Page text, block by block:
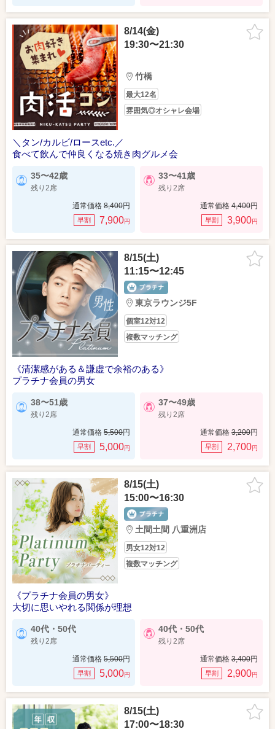
8/14(金)
19:30〜21:30
竹橋
最大12名
雰囲気◎オシャレ会場
＼タン/カルビ/ロースetc.／
食べて飲んで仲良くなる焼き肉グルメ会
35〜42歳
残り2席
通常価格 8,400円
早割 7,900円
33〜41歳
残り2席
通常価格 4,400円
早割 3,900円
8/15(土)
11:15〜12:45
東京ラウンジ5F
個室12対12
複数マッチング
《清潔感がある＆謙虚で余裕のある》
プラチナ会員の男女
38〜51歳
残り2席
通常価格 5,500円
早割 5,000円
37〜49歳
残り2席
通常価格 3,200円
早割 2,700円
8/15(土)
15:00〜16:30
土間土間 八重洲店
男女12対12
複数マッチング
《プラチナ会員の男女》
大切に思いやれる関係が理想
40代・50代
残り2席
通常価格 5,500円
早割 5,000円
40代・50代
残り2席
通常価格 3,400円
早割 2,900円
8/15(土)
17:00〜18:30